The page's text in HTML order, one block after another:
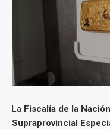
La Fiscalía de la Nación
Supraprovincial